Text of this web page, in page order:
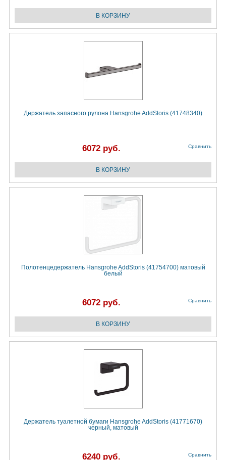
Держатель запасного рулона Hansgrohe AddStoris (41748340)
6072 руб. Сравнить
Полотенцедержатель Hansgrohe AddStoris (41754700) матовый
белый
6072 руб. Сравнить
Держатель туалетной бумаги Hansgrohe AddStoris (41771670)
черный, матовый
6240 руб. Сравнить